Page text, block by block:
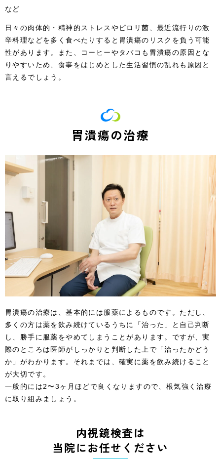
など
日々の肉体的・精神的ストレスやピロリ菌、最近流行りの激
辛料理などを多く食べたりすると胃潰瘍のリスクを負う可能
性があります。また、コーヒーやタバコも胃潰瘍の原因とな
りやすいため、食事をはじめとした生活習慣の乱れも原因と
言えるでしょう。
胃潰瘍の治療
胃潰瘍の治療は、基本的には服薬によるものです。ただし、
多くの方は薬を飲み続けているうちに「治った」と自己判断
し、勝手に服薬をやめてしまうことがあります。ですが、実
際のところは医師がしっかりと判断した上で「治ったかどう
か」がわかります。それまでは、確実に薬を飲み続けること
が大切です。
一般的には2〜3ヶ月ほどで良くなりますので、根気強く治療
に取り組みましょう。
内視鏡検査は
当院にお任せください